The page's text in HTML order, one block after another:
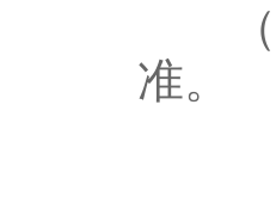
（1
准。